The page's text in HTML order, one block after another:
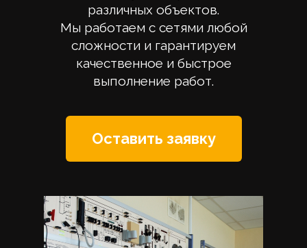
различных объектов.
Мы работаем с сетями любой
сложности и гарантируем
качественное и быстрое
выполнение работ.
Оставить заявку